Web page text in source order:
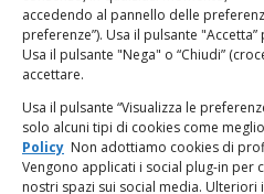
accedendo al pannello delle
preferenze”). Usa il pulsante
Usa il pulsante "Nega" o “Chiudi”
accettare.
Usa il pulsante “Visualizza le
solo alcuni tipi di cookies come
Policy Non adottiamo cookies di
Vengono applicati i social plug-in per
nostri spazi sui social media.
PagoPA
Privacy Policy
Regolamento categorie
giudiziari